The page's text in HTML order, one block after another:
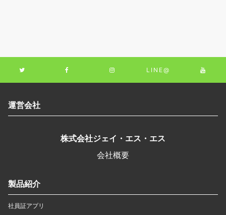
LINE@
運営会社
株式会社ジェイ・エス・エス
会社概要
製品紹介
社員証アプリ